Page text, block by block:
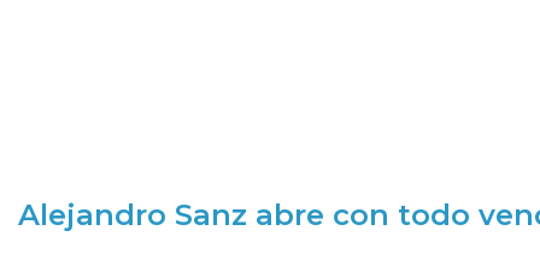
Alejandro Sanz abre con todo